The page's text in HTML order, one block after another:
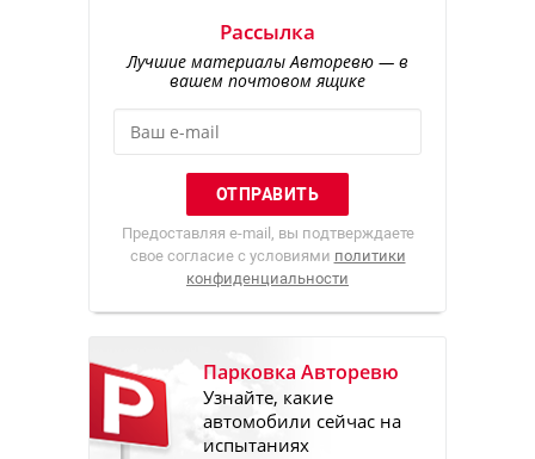
Рассылка
Лучшие материалы Авторевю — в
вашем почтовом ящике
Предоставляя e-mail, вы подтверждаете
свое согласие с условиями политики
конфиденциальности
Парковка Авторевю
Узнайте, какие
автомобили сейчас на
испытаниях